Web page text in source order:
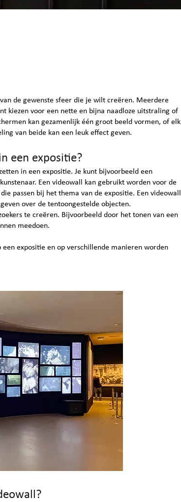
de gewenste sfeer die je wilt creëren. Meerdere
kiezen voor een nette en bijna naadloze uitstraling of
kan gezamenlijk één groot beeld vormen, of elk
van beide kan een leuk effect geven.
een expositie?
in een expositie. Je kunt bijvoorbeeld een
Een videowall kan gebruikt worden voor de
passen bij het thema van de expositie. Een videowall
over de tentoongestelde objecten.
te creëren. Bijvoorbeeld door het tonen van een
meedoen.
expositie en op verschillende manieren worden